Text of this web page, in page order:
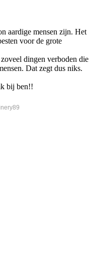
aardige mensen zijn. Het
voor de grote
dingen verboden die
Dat zegt dus niks.
bij ben!!